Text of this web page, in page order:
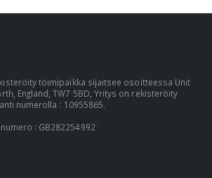
toimipaikka sijaitsee osoitteessa Unit
England, TW7 5BD, Yritys on rekisteröity
numerolla : 10955865.
: GB282254992